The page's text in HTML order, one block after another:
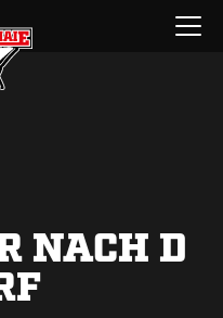
Menü
öffnen
NACH D